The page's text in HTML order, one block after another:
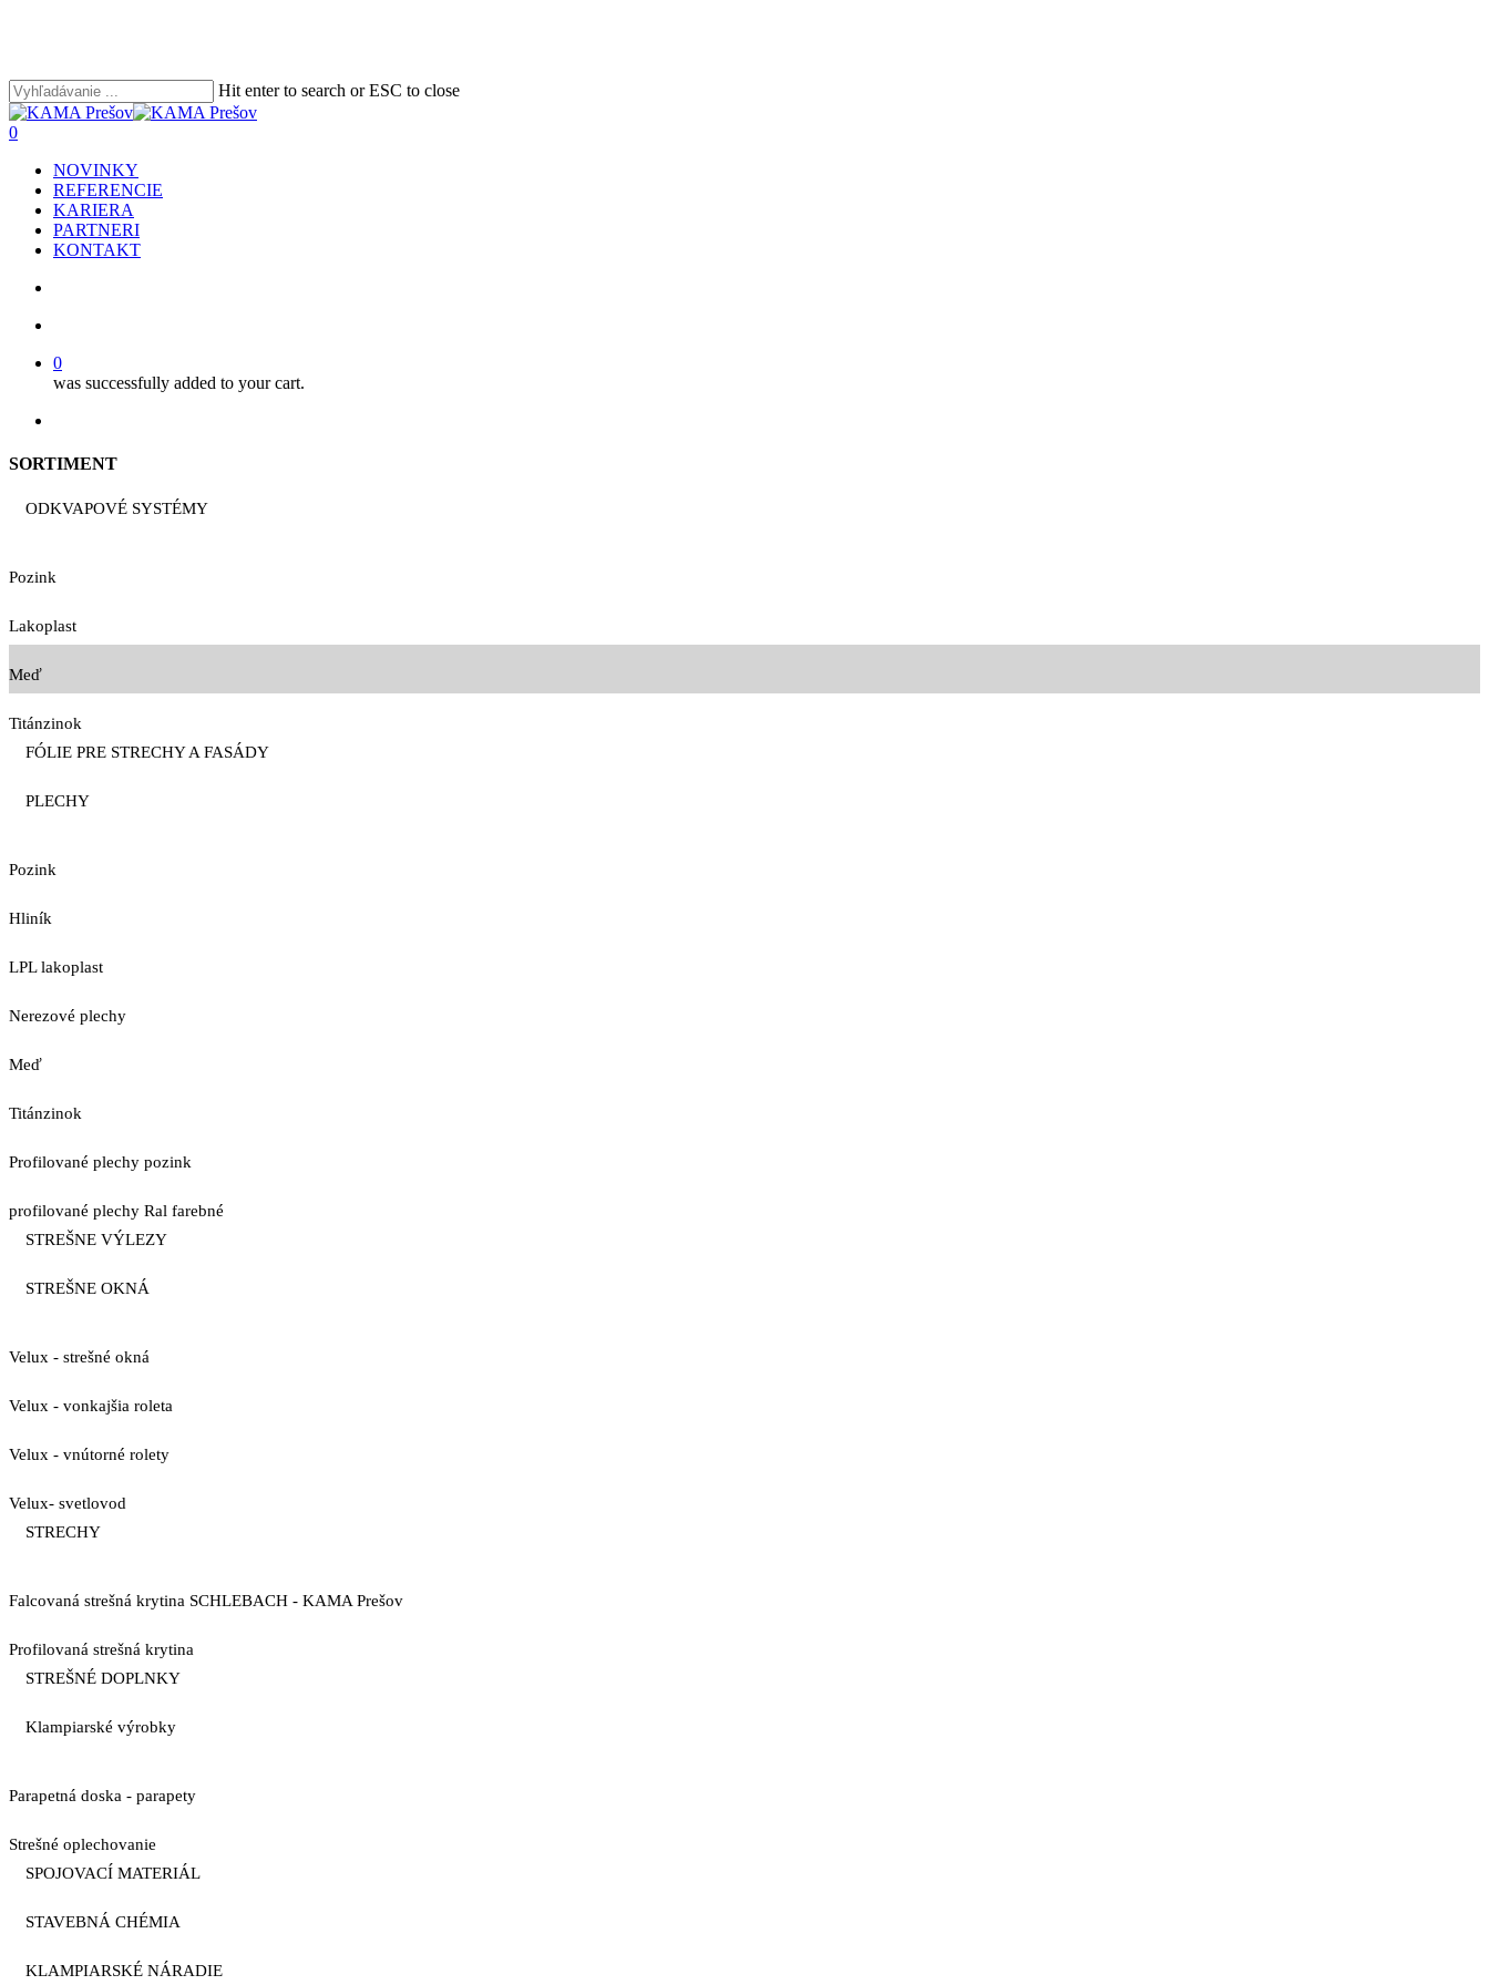
content
Hit enter to search or ESC to close
Close
Search
search
account
0
NOVINKY
REFERENCIE
KARIERA
PARTNERI
KONTAKT
0
was successfully added to your cart.
SORTIMENT
ODKVAPOVÉ SYSTÉMY
Pozink
Lakoplast
Meď
Titánzinok
FÓLIE PRE STRECHY A FASÁDY
PLECHY
Pozink
Hliník
LPL lakoplast
Nerezové plechy
Meď
Titánzinok
Profilované plechy pozink
profilované plechy Ral farebné
STREŠNE VÝLEZY
STREŠNE OKNÁ
Velux - strešné okná
Velux - vonkajšia roleta
Velux - vnútorné rolety
Velux- svetlovod
STRECHY
Falcovaná strešná krytina SCHLEBACH - KAMA Prešov
Profilovaná strešná krytina
STREŠNÉ DOPLNKY
Klampiarské výrobky
Parapetná doska - parapety
Strešné oplechovanie
SPOJOVACÍ MATERIÁL
STAVEBNÁ CHÉMIA
KLAMPIARSKÉ NÁRADIE